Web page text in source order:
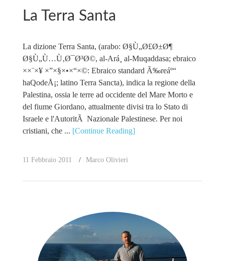
La Terra Santa
La dizione Terra Santa, (arabo: Ø§Ù„Ø£Ø±Ø¶
Ø§Ù„Ù…Ù‚Ø¯Ø³Ø©, al-Ará¸ al-Muqaddasa; ebraico
××¨×¥ ×”×§×•×“×©: Ebraico standard Ã‰reáº“
haQodeÅ¡; latino Terra Sancta), indica la regione della
Palestina, ossia le terre ad occidente del Mare Morto e
del fiume Giordano, attualmente divisi tra lo Stato di
Israele e l'AutoritÃ Nazionale Palestinese. Per noi
cristiani, che ... [Continue Reading]
11 Febbraio 2011 Marco Olivieri